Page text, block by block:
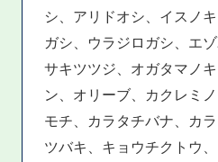
シ、アリドオシ、イスノ
ガシ、ウラジロガシ、エ
サキツツジ、オガタマノ
ン、オリーブ、カクレミ
モチ、カラタチバナ、カ
ツバキ、キョウチクトウ